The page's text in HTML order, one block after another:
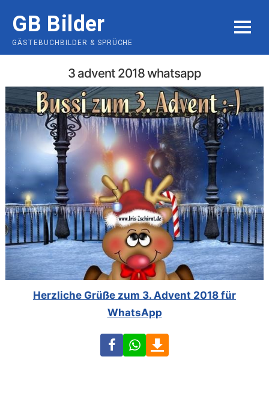
content
GB Bilder
GÄSTEBUCHBILDER & SPRÜCHE
MENU
3 advent 2018 whatsapp
Herzliche Grüße zum 3. Advent 2018 für
WhatsApp
FacebookWhatsApp